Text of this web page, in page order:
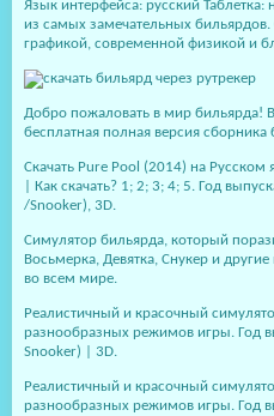
Язык интерфейса: русский
из самых замечательных
графикой, современной физикой и
Добро пожаловать в мир бильярда!
бесплатная полная версия
Скачать Pure Pool (2014) на Русском
| Как скачать? 1; 2; 3; 4; 5. Год
/Snooker), 3D.
Симулятор бильярда, который
Восьмерка, Девятка, Снукер и
во всем мире.
Реалистичный и красочный
разнообразных режимов игры. Год
Snooker) | 3D.
Реалистичный и красочный
разнообразных режимов игры. Год